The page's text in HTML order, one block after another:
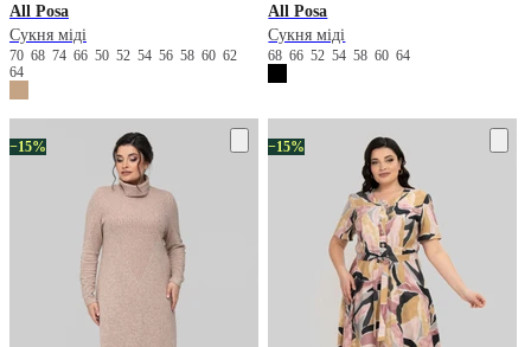
All Posa
Сукня міді
70 68 74 66 50 52 54 56 58 60 62
64
All Posa
Сукня міді
68665254586064
−15% −15%